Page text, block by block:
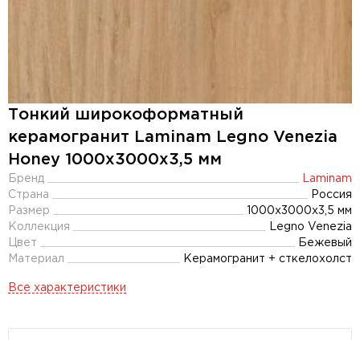
Тонкий широкоформатный
керамогранит Laminam Legno Venezia
Honey 1000x3000х3,5 мм
Бренд
Laminam
Страна
Россия
Размер
1000x3000x3,5 мм
Коллекция
Legno Venezia
Цвет
Бежевый
Материал
Керамогранит + сткелохолст
Все характеристики